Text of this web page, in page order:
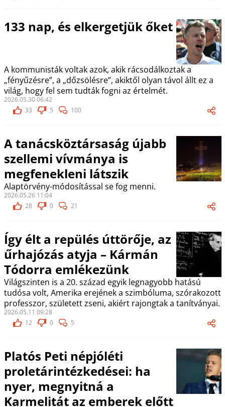
133 nap, és elkergetjük őket
A kommunisták voltak azok, akik rácsodálkoztak a
„fényűzésre”, a „dőzsölésre”, akiktől olyan távol állt ez a
világ, hogy fel sem tudták fogni az értelmét.
2026.05.30 06:42
33
5 100
A tanácsköztársaság újabb
szellemi vívmánya is
megfenekleni látszik
Alaptörvény-módosítással se fog menni.
2026.05.26 11:04
28
0 21
Így élt a repülés úttörője, az
űrhajózás atyja – Kármán
Tódorra emlékezünk
Világszinten is a 20. század egyik legnagyobb hatású
tudósa volt, Amerika erejének a szimbóluma, szórakozott
professzor, született zseni, akiért rajongtak a tanítványai.
2026.05.11 09:28
12
0 5
Platós Peti népjóléti
proletárintézkedései: ha
nyer, megnyitná a
Karmelitát az emberek előtt